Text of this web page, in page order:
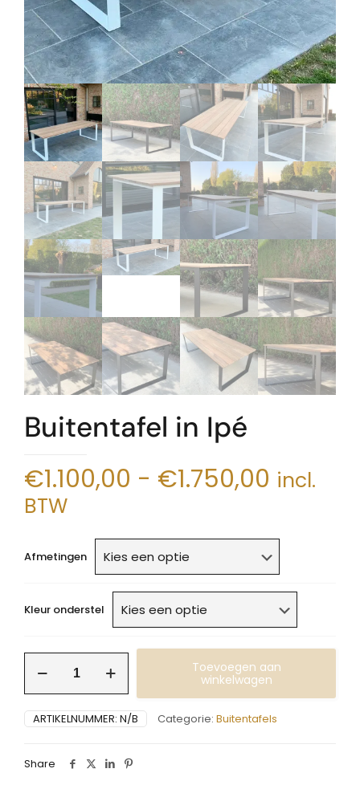
Buitentafel in Ipé
€1.100,00 - €1.750,00 incl.
BTW
Afmetingen
Kleur onderstel
Ipé
Toevoegen aan
winkelwagen
ARTIKELNUMMER: N/B Categorie: Buitentafels
Share